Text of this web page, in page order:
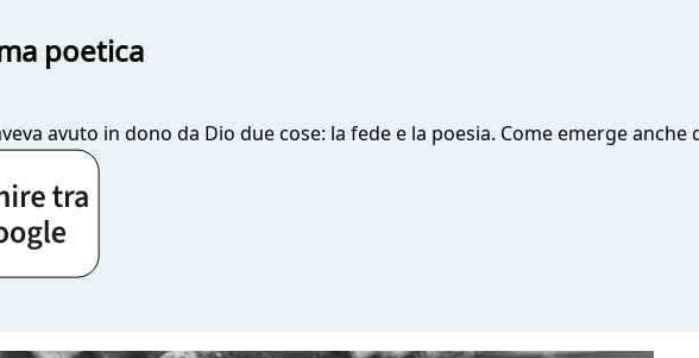
poetica
avuto in dono da Dio due cose: la fede e la poesia. Come emerge